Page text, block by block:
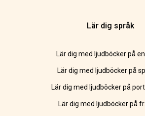
Lär dig språk
Lär dig med ljudböcker på
Lär dig med ljudböcker på
Lär dig med ljudböcker på
Lär dig med ljudböcker på